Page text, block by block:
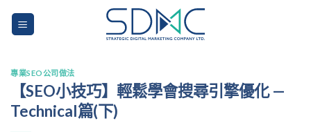
專業SEO公司做法
【SEO小技巧】輕鬆學會搜尋引擎優化 —
Technical篇(下)